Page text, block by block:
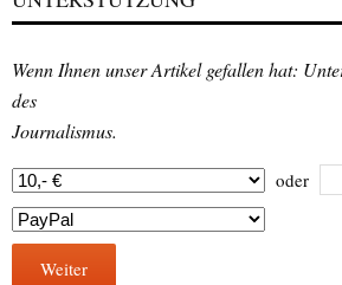
Wenn Ihnen unser Artikel gefallen hat:
des
Journalismus.
oder
Weiter